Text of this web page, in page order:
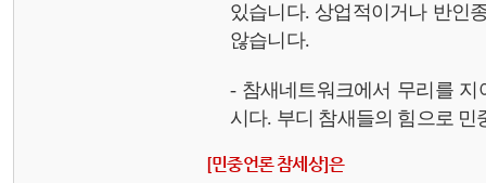
있습니다. 상업적이거나 반인
않습니다.
- 참새네트워크에서 무리를
시다. 부디 참새들의 힘으로 민
[민중언론 참세상]은